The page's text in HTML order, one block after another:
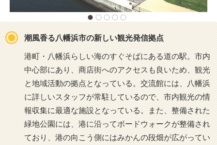
潮風香る八幡浜市の新しい観光発信拠点
港町・八幡浜らしい海のすぐそばにある道の駅。市内
中心部にあり、商店街へのアクセスも良いため、観光
と地域活動の拠点となっている。交流館には、八幡浜
に詳しいスタッフが常駐しているので、市内観光の情
報収集に最適な施設となっている。また、整備された
緑地公園には、港に沿ってボードウォークが整備され
ており、港の向こう側にはみかんの段畑が広がってい